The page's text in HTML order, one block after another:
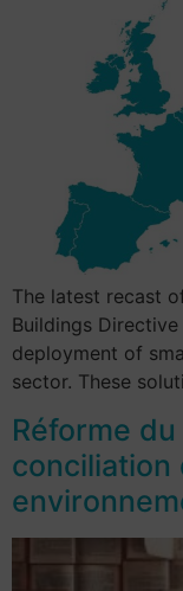
The latest recast
Buildings
deployment of
sector. These
Réforme du
conciliation